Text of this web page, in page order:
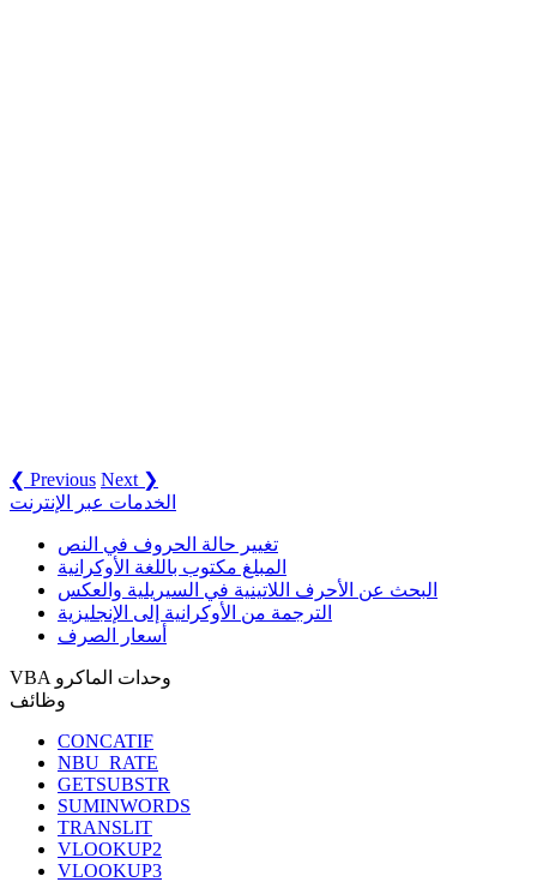
❮ Previous Next ❯
الخدمات عبر الإنترنت
تغيير حالة الحروف في النص
المبلغ مكتوب باللغة الأوكرانية
البحث عن الأحرف اللاتينية في السيريلية والعكس
الترجمة من الأوكرانية إلى الإنجليزية
أسعار الصرف
VBA وحدات الماكرو
وظائف
CONCATIF
NBU_RATE
GETSUBSTR
SUMINWORDS
TRANSLIT
VLOOKUP2
VLOOKUP3